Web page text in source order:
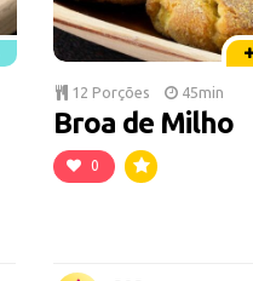
12 Porções 45min
Broa de Milho
0